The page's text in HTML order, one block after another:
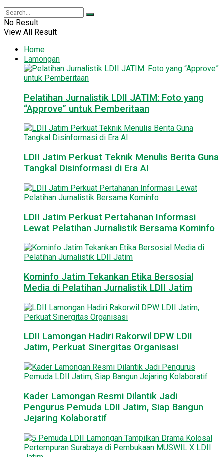
No Result
View All Result
Home
Lamongan
Pelatihan Jurnalistik LDII JATIM: Foto yang
“Approve” untuk Pemberitaan
LDII Jatim Perkuat Teknik Menulis Berita Guna
Tangkal Disinformasi di Era AI
LDII Jatim Perkuat Pertahanan Informasi
Lewat Pelatihan Jurnalistik Bersama Kominfo
Kominfo Jatim Tekankan Etika Bersosial
Media di Pelatihan Jurnalistik LDII Jatim
LDII Lamongan Hadiri Rakorwil DPW LDII
Jatim, Perkuat Sinergitas Organisasi
Kader Lamongan Resmi Dilantik Jadi
Pengurus Pemuda LDII Jatim, Siap Bangun
Jejaring Kolaboratif